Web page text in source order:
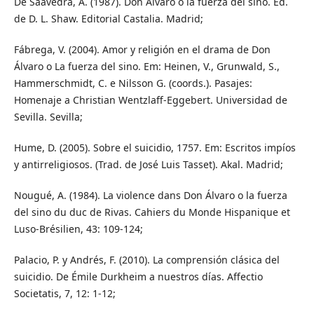
de D. L. Shaw. Editorial Castalia. Madrid;
Fábrega, V. (2004). Amor y religión en el drama de Don
Álvaro o La fuerza del sino. Em: Heinen, V., Grunwald, S.,
Hammerschmidt, C. e Nilsson G. (coords.). Pasajes:
Homenaje a Christian Wentzlaff-Eggebert. Universidad de
Sevilla. Sevilla;
Hume, D. (2005). Sobre el suicidio, 1757. Em: Escritos impíos
y antirreligiosos. (Trad. de José Luis Tasset). Akal. Madrid;
Nougué, A. (1984). La violence dans Don Álvaro o la fuerza
del sino du duc de Rivas. Cahiers du Monde Hispanique et
Luso-Brésilien, 43: 109-124;
Palacio, P. y Andrés, F. (2010). La comprensión clásica del
suicidio. De Émile Durkheim a nuestros días. Affectio
Societatis, 7, 12: 1-12;